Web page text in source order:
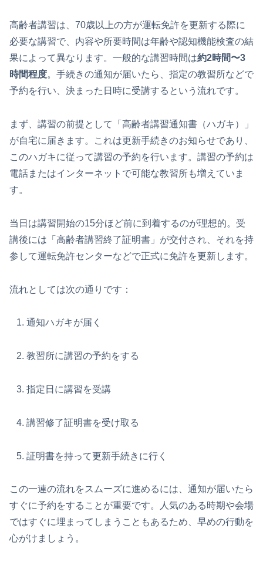
高齢者講習は、70歳以上の方が運転免許を更新する際に
必要な講習で、内容や所要時間は年齢や認知機能検査の結
果によって異なります。一般的な講習時間は約2時間〜3
時間程度。手続きの通知が届いたら、指定の教習所などで
予約を行い、決まった日時に受講するという流れです。
まず、講習の前提として「高齢者講習通知書（ハガキ）」
が自宅に届きます。これは更新手続きのお知らせであり、
このハガキに従って講習の予約を行います。講習の予約は
電話またはインターネットで可能な教習所も増えていま
す。
当日は講習開始の15分ほど前に到着するのが理想的。受
講後には「高齢者講習終了証明書」が交付され、それを持
参して運転免許センターなどで正式に免許を更新します。
流れとしては次の通りです：
通知ハガキが届く
教習所に講習の予約をする
指定日に講習を受講
講習修了証明書を受け取る
証明書を持って更新手続きに行く
この一連の流れをスムーズに進めるには、通知が届いたら
すぐに予約をすることが重要です。人気のある時期や会場
ではすぐに埋まってしまうこともあるため、早めの行動を
心がけましょう。